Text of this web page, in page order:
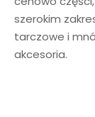
szerokim
tarczowe i
akcesoria.